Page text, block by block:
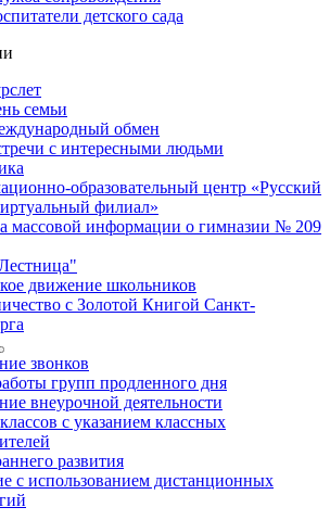
детского сада
семьи
обмен
с интересными людьми
образовательный центр «Русский
филиал»
массовой информации о гимназии № 209
движение школьников
с Золотой Книгой Санкт-
звонков
групп продленного дня
внеурочной деятельности
с указанием классных
развития
с использованием дистанционных